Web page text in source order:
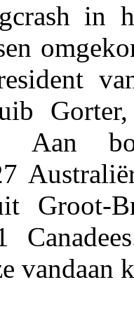
in
Aan
Groot-
vandaan